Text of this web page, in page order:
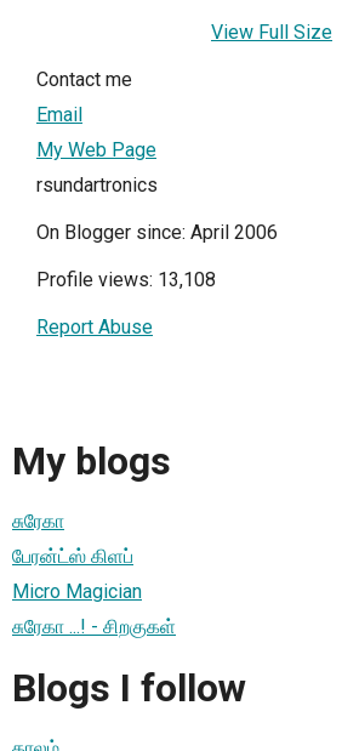
View Full Size
Contact me
Email
My Web Page
rsundartronics
On Blogger since: April 2006
Profile views: 13,108
Report Abuse
My blogs
சுரேகா
பேரன்ட்ஸ் கிளப்
Micro Magician
சுரேகா ...! - சிறகுகள்
Blogs I follow